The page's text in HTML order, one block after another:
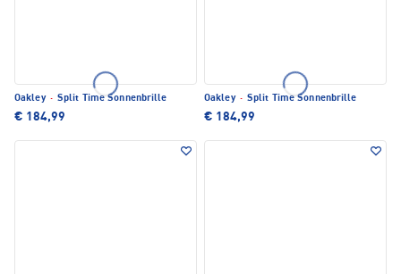
Oakley · Split Time Sonnenbrille
€ 184,99
Oakley · Split Time Sonnenbrille
€ 184,99